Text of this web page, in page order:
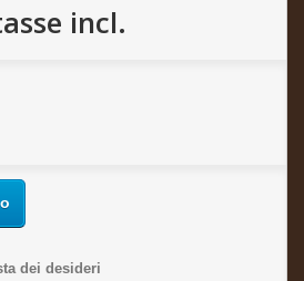
incl.
dei desideri